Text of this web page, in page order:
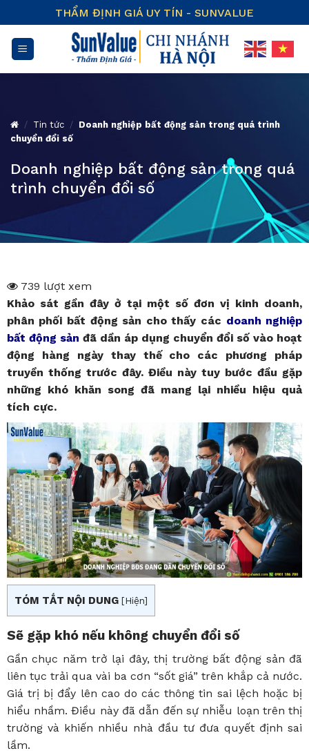
to
content
THẨM ĐỊNH GIÁ UY TÍN - SUNVALUE
/ Tin tức /
Doanh nghiệp bất động sản trong quá trình
chuyển đổi số
Doanh nghiệp bất động sản trong quá
trình chuyển đổi số
739 lượt xem
Khảo sát gần đây ở tại một số đơn vị kinh doanh,
phân phối bất động sản cho thấy các doanh nghiệp
bất động sản đã dần áp dụng chuyển đổi số vào hoạt
động hàng ngày thay thế cho các phương pháp
truyền thống trước đây. Điều này tuy bước đầu gặp
những khó khăn song đã mang lại nhiều hiệu quả
tích cực.
TÓM TẮT NỘI DUNG [Hiện]
Sẽ gặp khó nếu không chuyển đổi số
Gần chục năm trở lại đây, thị trường bất động sản đã
liên tục trải qua vài ba cơn “sốt giá” trên khắp cả nước.
Giá trị bị đẩy lên cao do các thông tin sai lệch hoặc bị
hiểu nhầm. Điều này đã dẫn đến sự nhiễu loạn trên thị
trường và khiến nhiều nhà đầu tư đưa quyết định sai
lầm.